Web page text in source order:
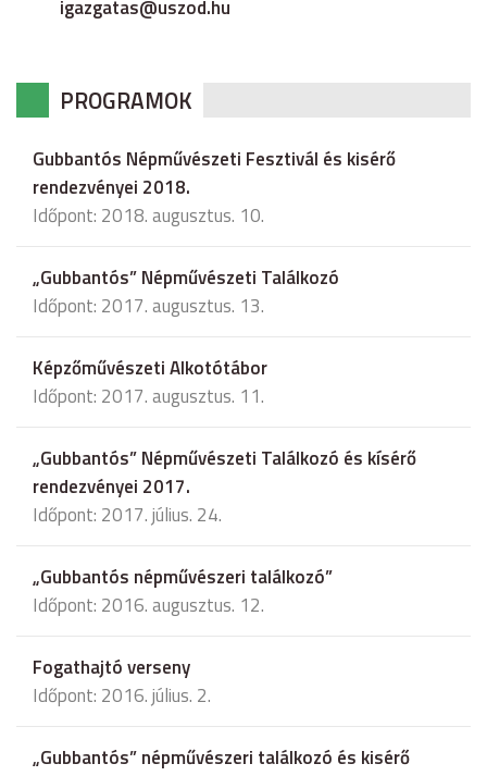
igazgatas@uszod.hu
PROGRAMOK
Gubbantós Népművészeti Fesztivál és kisérő
rendezvényei 2018.
Időpont: 2018. augusztus. 10.
„Gubbantós” Népművészeti Találkozó
Időpont: 2017. augusztus. 13.
Képzőművészeti Alkotótábor
Időpont: 2017. augusztus. 11.
„Gubbantós” Népművészeti Találkozó és kísérő
rendezvényei 2017.
Időpont: 2017. július. 24.
„Gubbantós népművészeri találkozó”
Időpont: 2016. augusztus. 12.
Fogathajtó verseny
Időpont: 2016. július. 2.
„Gubbantós” népművészeri találkozó és kisérő